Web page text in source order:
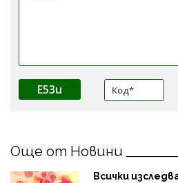
E53u
Още от Новини
Всички